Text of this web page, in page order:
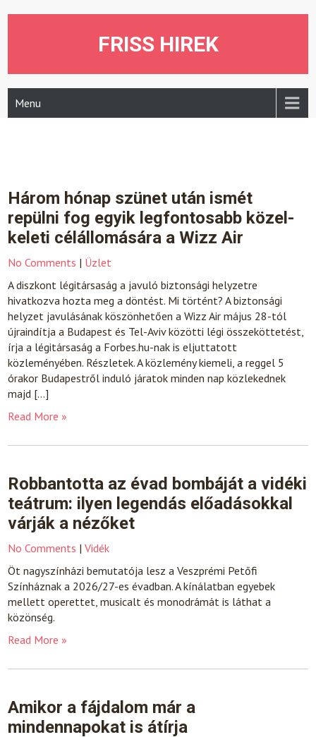
FRISS HIREK
Menu
Három hónap szünet után ismét
repülni fog egyik legfontosabb közel-
keleti célállomására a Wizz Air
No Comments | Üzlet
A diszkont légitársaság a javuló biztonsági helyzetre
hivatkozva hozta meg a döntést. Mi történt? A biztonsági
helyzet javulásának köszönhetően a Wizz Air május 28-tól
újraindítja a Budapest és Tel-Aviv közötti légi összeköttetést,
írja a légitársaság a Forbes.hu-nak is eljuttatott
közleményében. Részletek. A közlemény kiemeli, a reggel 5
órakor Budapestről induló járatok minden nap közlekednek
majd […]
Read More »
Robbantotta az évad bombáját a vidéki
teátrum: ilyen legendás előadásokkal
várják a nézőket
No Comments |Vidék
Öt nagyszínházi bemutatója lesz a Veszprémi Petőfi
Színháznak a 2026/27-es évadban. A kínálatban egyebek
mellett operettet, musicalt és monodrámát is láthat a
közönség.
Read More »
Amikor a fájdalom már a
mindennapokat is átírja